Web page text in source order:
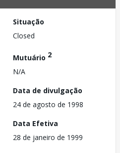
Situação
Closed
Mutuário 2
N/A
Data de divulgação
24 de agosto de 1998
Data Efetiva
28 de janeiro de 1999